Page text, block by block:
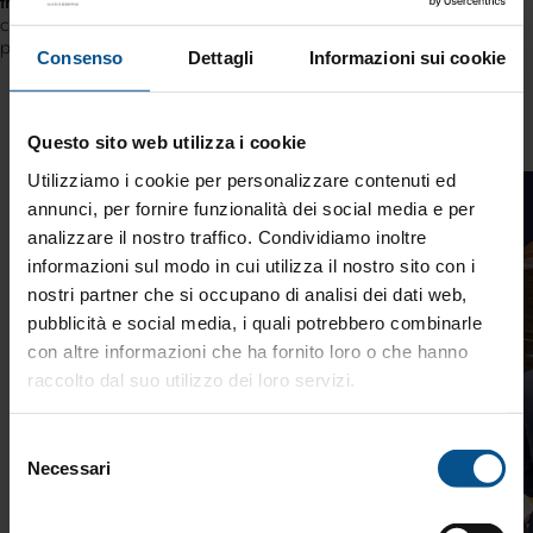
Consenso Dettagli Informazioni sui cookie
Questo sito web utilizza i cookie
Utilizziamo i cookie per personalizzare contenuti ed
annunci, per fornire funzionalità dei social media e per
analizzare il nostro traffico. Condividiamo inoltre
informazioni sul modo in cui utilizza il nostro sito con i
nostri partner che si occupano di analisi dei dati web,
pubblicità e social media, i quali potrebbero combinarle
con altre informazioni che ha fornito loro o che hanno
raccolto dal suo utilizzo dei loro servizi.
delNecessari
con chiarezza tra necessità e desiderio, per costruire una
pianificazione solida e orientata al futuro.
Esempio
Finance